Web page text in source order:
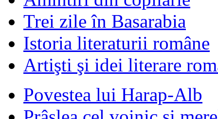
Trei zile în Basarabia
Istoria literaturii române
Artişti şi idei literare
Povestea lui Harap-Alb